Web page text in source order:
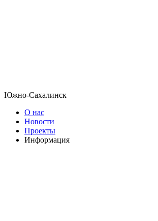
Южно-Сахалинск
О нас
Новости
Проекты
Информация